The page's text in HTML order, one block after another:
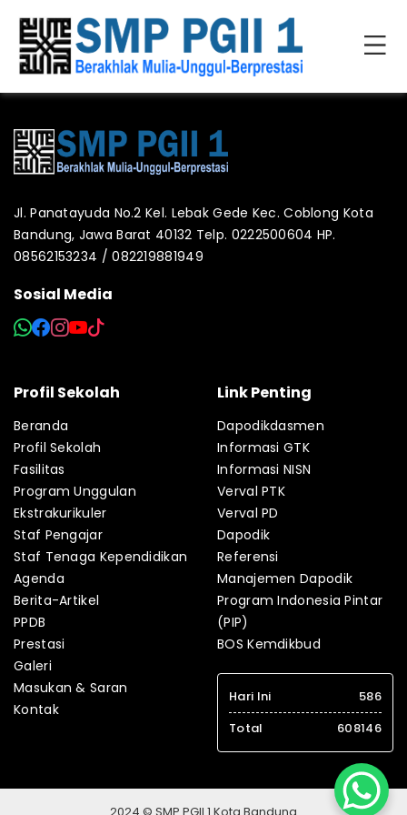
Jl. Panatayuda No.2 Kel. Lebak Gede Kec. Coblong Kota
Bandung, Jawa Barat 40132 Telp. 0222500604 HP.
08562153234 / 082219881949
Sosial Media
Profil Sekolah
Beranda
Profil Sekolah
Fasilitas
Program Unggulan
Ekstrakurikuler
Staf Pengajar
Staf Tenaga Kependidikan
Agenda
Berita-Artikel
PPDB
Prestasi
Galeri
Masukan & Saran
Kontak
Link Penting
Dapodikdasmen
Informasi GTK
Informasi NISN
Verval PTK
Verval PD
Dapodik
Referensi
Manajemen Dapodik
Program Indonesia Pintar
(PIP)
BOS Kemdikbud
Hari Ini
586
Total
608146